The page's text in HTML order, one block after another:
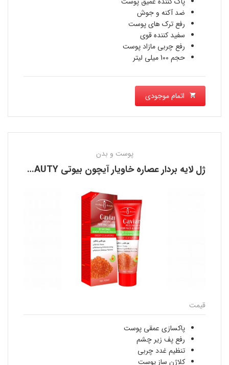
ضد آکنه و جوش
رفع ترک های پوست
سفید کننده قوی
رفع چربی مازاد پوست
حجم 100 میلی لیتر
اتمام موجودی
پوست و بدن
ژل لایه بردار عصاره خاویار آیچون بیوتی AICHUN BEAUTY
قیمت
پاکسازی عمقی پوست
رفع پف زیر چشم
تنظیم غدد چربی
کلاژن ساز پوست